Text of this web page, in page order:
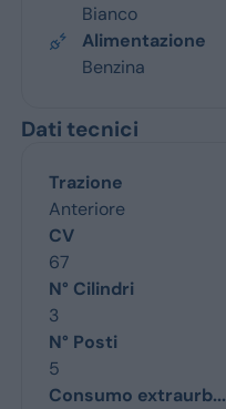
Bianco
Alimentazione
Benzina
Dati tecnici
Trazione
Anteriore
CV
67
N° Cilindri
3
N° Posti
5
Consumo extraurb...